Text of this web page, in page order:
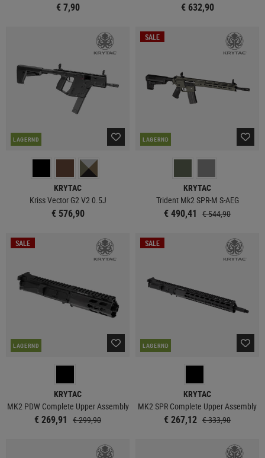
€ 7,90 € 632,90
LAGERND
KRYTAC
Kriss Vector G2 V2 0.5J
€ 576,90
SALE
LAGERND
KRYTAC
Trident Mk2 SPR-M S-AEG
€ 490,41 € 544,90
SALE
LAGERND
KRYTAC
MK2 PDW Complete Upper Assembly
€ 269,91 € 299,90
SALE
LAGERND
KRYTAC
MK2 SPR Complete Upper Assembly
€ 267,12 € 333,90